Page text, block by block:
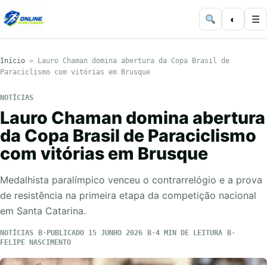
◐ ☰
Início »
Lauro Chaman domina abertura da Copa Brasil de
Paraciclismo com vitórias em Brusque
NOTÍCIAS
Lauro Chaman domina abertura
da Copa Brasil de Paraciclismo
com vitórias em Brusque
Medalhista paralímpico venceu o contrarrelógio e a prova
de resistência na primeira etapa da competição nacional
em Santa Catarina.
NOTÍCIAS PUBLICADO 15 JUNHO 2026
4 MIN DE LEITURA
FELIPE NASCIMENTO